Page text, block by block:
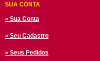
SUA CONTA
» Sua Conta
» Seu Cadastro
» Seus Pedidos